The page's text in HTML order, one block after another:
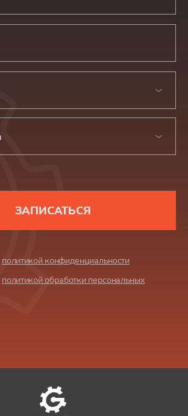
ЗАПИСАТЬСЯ
политикой конфиденциальности
политикой обработки персональных